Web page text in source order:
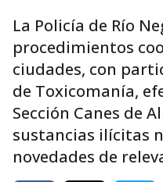
La Policía de Río
procedimientos
ciudades, con
de Toxicomanía,
Sección Canes de
sustancias ilícitas
novedades de